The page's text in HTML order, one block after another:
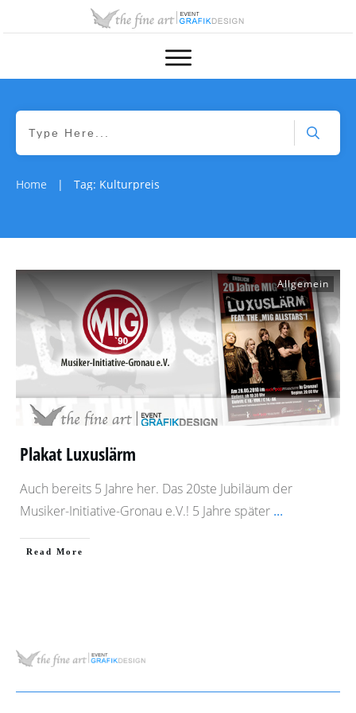
Home | Tag: Kulturpreis
Allgemein
Plakat Luxuslärm
Auch bereits 5 Jahre her. Das 20ste Jubiläum der
Musiker-Initiative-Gronau e.V.! 5 Jahre später ...
​Read More